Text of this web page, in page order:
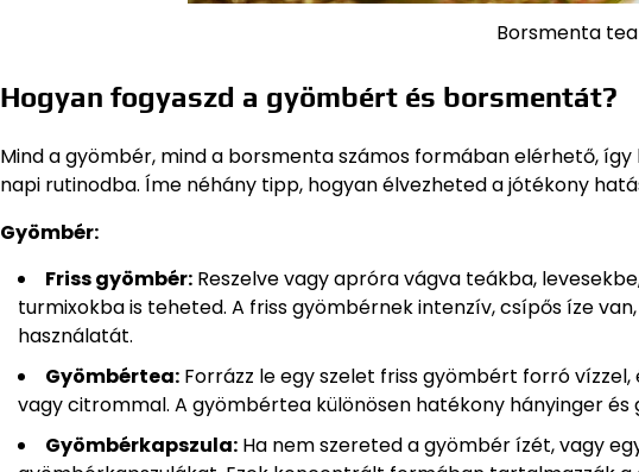
Borsmenta tea
Hogyan fogyaszd a gyömbért és borsmentát?
Mind a gyömbér, mind a borsmenta számos formában elérhető,
napi rutinodba. Íme néhány tipp, hogyan élvezheted a jótékony
Gyömbér:
Friss gyömbér: Reszelve vagy apróra vágva teákba,
turmixokba is teheted. A friss gyömbérnek intenzív, csípős íze
használatát.
Gyömbértea: Forrázz le egy szelet friss gyömbért forró
vagy citrommal. A gyömbértea különösen hatékony hányinger
Gyömbérkapszula: Ha nem szereted a gyömbér ízét, vagy